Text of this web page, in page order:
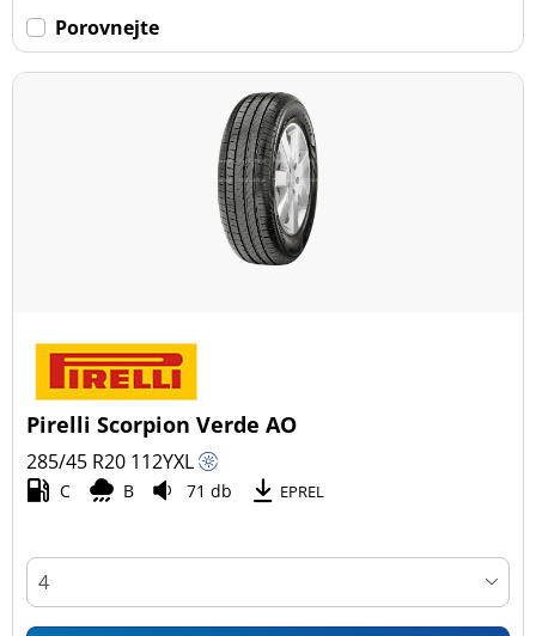
Porovnejte
Pirelli Scorpion Verde AO
285/45 R20 112YXL
C B 71 db EPREL